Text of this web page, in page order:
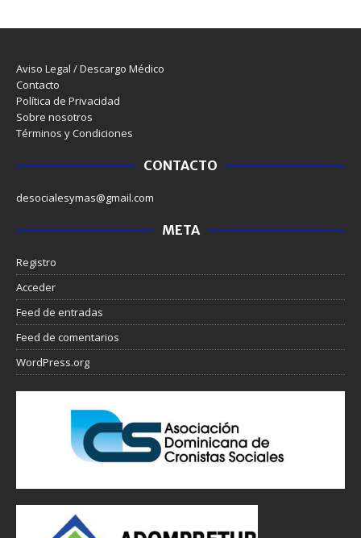
Aviso Legal / Descargo Médico
Contacto
Política de Privacidad
Sobre nosotros
Términos y Condiciones
CONTACTO
desocialesymas@gmail.com
META
Registro
Acceder
Feed de entradas
Feed de comentarios
WordPress.org